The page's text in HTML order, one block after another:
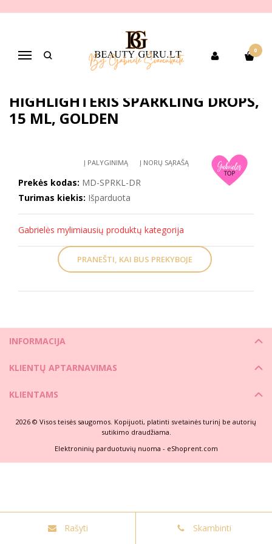
Navigacija
0
Pagrindinis PREKIŲ KATEGORIJOS
Dekoratyvinė kosmetika
MD PROFESSIONNEL skystas highlighteris SPARKLING DROPS, 15 ml,
GOLDEN
HIGHLIGHTERIS SPARKLING DROPS,
15 ML, GOLDEN
Į PALYGINIMĄ Į NORŲ SĄRAŠĄ
Prekės kodas: MD-SPRKL-DR
Turimas kiekis: Išparduota
Gabrielės mylimiausių produktų kategorija
PRANEŠTI, KAI BUS PREKYBOJE
INFORMACIJA
KLIENTŲ APTARNAVIMAS
KLIENTAMS
2026 © Visos teisės saugomos. Kopijuoti, platinti svetainės turinį be autorių
sutikimo draudžiama.
Elektroninių parduotuvių nuoma - eShoprent.com
Rašyti Skambinti